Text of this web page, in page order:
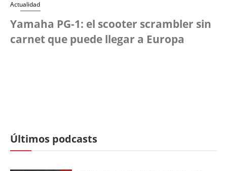
Actualidad
Yamaha PG-1: el scooter scrambler sin
carnet que puede llegar a Europa
Últimos podcasts